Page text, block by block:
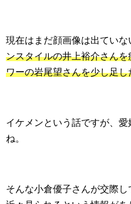
現在はまだ顔画像は出てい
ンスタイルの井上裕介さん
ワーの岩尾望さんを少し足し
イケメンという話ですが、
ね。
そんな小倉優子さんが交際し